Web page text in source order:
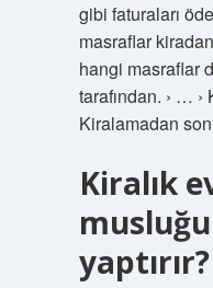
gibi faturaları
masraflar
hangi masraflar
tarafından. › … ›
Kiralamadan
Kiralık
yaptırır?